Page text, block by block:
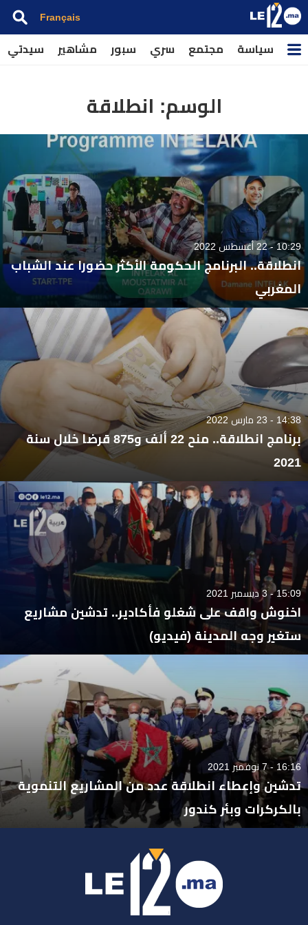
Français
سياسة مجتمع سري سبور مشاهير سيدتي
الوسم: انطلاقة
10:29 - 22 أغسطس 2022
انطلاقة.. البرنامج الحكومة الأكثر حضورا عند الشباب
المغربي
14:38 - 23 مارس 2022
برنامج انطلاقة.. منح 22 ألف و875 قرضا خلال سنة
2021
15:09 - 3 ديسمبر 2021
اخنوش واقف على شغلو فأكادير.. تدشين مشاريع
ستغير وجه المدينة (فيديو)
16:16 - 7 نوفمبر 2021
تدشين وإعطاء انطلاقة عدد من المشاريع التنموية
بالكركرات وبئر كندور